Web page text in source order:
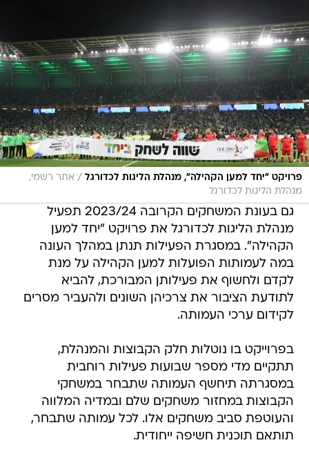
פרויקט "יחד למען הקהילה", מנהלת הליגות לכדורגל / אתר רשמי,
מנהלת הליגות לכדורגל
גם בעונת המשחקים הקרובה 2023/24 תפעיל
מנהלת הליגות לכדורגל את פרויקט "יחד למען
הקהילה". במסגרת הפעילות תנתן במהלך העונה
במה לעמותות הפועלות למען הקהילה על מנת
לקדם ולחשוף את פעילותן המבורכת, להביא
לתודעת הציבור את צרכיהן השונים ולהעביר מסרים
לקידום ערכי העמותה.
בפרוייקט בו נוטלות חלק הקבוצות והמנהלת,
תתקיים מדי מספר שבועות פעילות רוחבית
במסגרתה תיחשף העמותה שתבחר במשחקי
הקבוצות במחזור משחקים שלם ובמדיה המלווה
והעוטפת סביב משחקים אלו. לכל עמותה שתבחר,
תותאם תוכנית חשיפה ייחודית.